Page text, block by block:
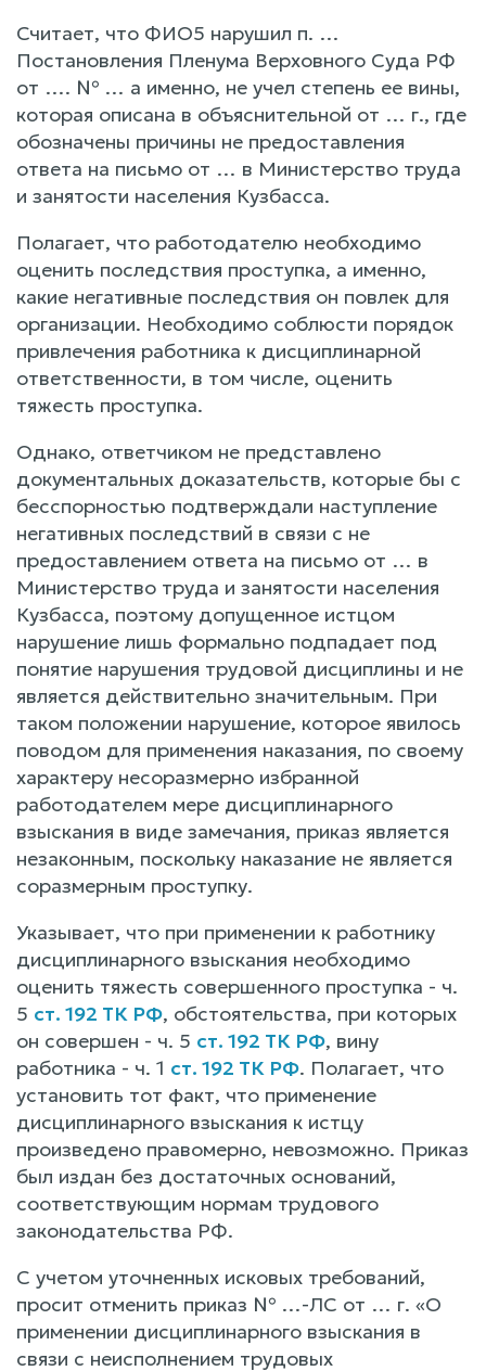
Считает, что ФИО5 нарушил п. …
Постановления Пленума Верховного Суда РФ
от …. № … а именно, не учел степень ее вины,
которая описана в объяснительной от … г., где
обозначены причины не предоставления
ответа на письмо от … в Министерство труда
и занятости населения Кузбасса.
Полагает, что работодателю необходимо
оценить последствия проступка, а именно,
какие негативные последствия он повлек для
организации. Необходимо соблюсти порядок
привлечения работника к дисциплинарной
ответственности, в том числе, оценить
тяжесть проступка.
Однако, ответчиком не представлено
документальных доказательств, которые бы с
бесспорностью подтверждали наступление
негативных последствий в связи с не
предоставлением ответа на письмо от … в
Министерство труда и занятости населения
Кузбасса, поэтому допущенное истцом
нарушение лишь формально подпадает под
понятие нарушения трудовой дисциплины и не
является действительно значительным. При
таком положении нарушение, которое явилось
поводом для применения наказания, по своему
характеру несоразмерно избранной
работодателем мере дисциплинарного
взыскания в виде замечания, приказ является
незаконным, поскольку наказание не является
соразмерным проступку.
Указывает, что при применении к работнику
дисциплинарного взыскания необходимо
оценить тяжесть совершенного проступка - ч.
5 ст. 192 ТК РФ, обстоятельства, при которых
он совершен - ч. 5 ст. 192 ТК РФ, вину
работника - ч. 1 ст. 192 ТК РФ. Полагает, что
установить тот факт, что применение
дисциплинарного взыскания к истцу
произведено правомерно, невозможно. Приказ
был издан без достаточных оснований,
соответствующим нормам трудового
законодательства РФ.
С учетом уточненных исковых требований,
просит отменить приказ № …-ЛС от … г. «О
применении дисциплинарного взыскания в
связи с неисполнением трудовых